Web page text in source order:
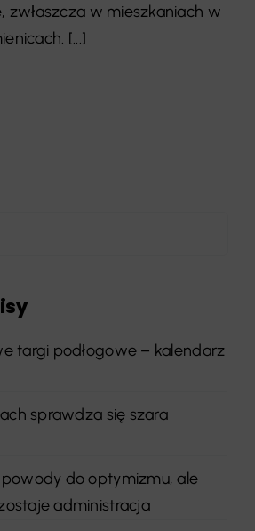
zwłaszcza w mieszkaniach w
[...]
targi podłogowe – kalendarz
sprawdza się szara
do optymizmu, ale
administracja